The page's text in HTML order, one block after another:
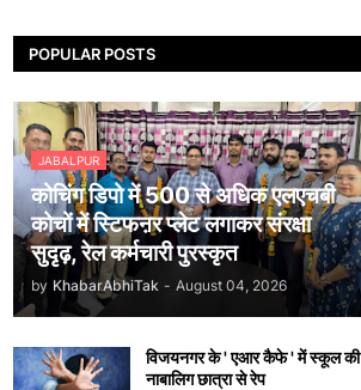
POPULAR POSTS
JABALPUR
कोचिंग डिपो में 500 से अधिक एलएचबी
कोचों में स्टिफऩर प्लेट लगाकर संरक्षा
सुदृढ़, रेल कर्मचारी पुरस्कृत
by KhabarAbhiTak - August 04, 2026
विजयनगर के ' एआर कैफे ' में स्कूल की
नाबालिग छात्रा से रेप